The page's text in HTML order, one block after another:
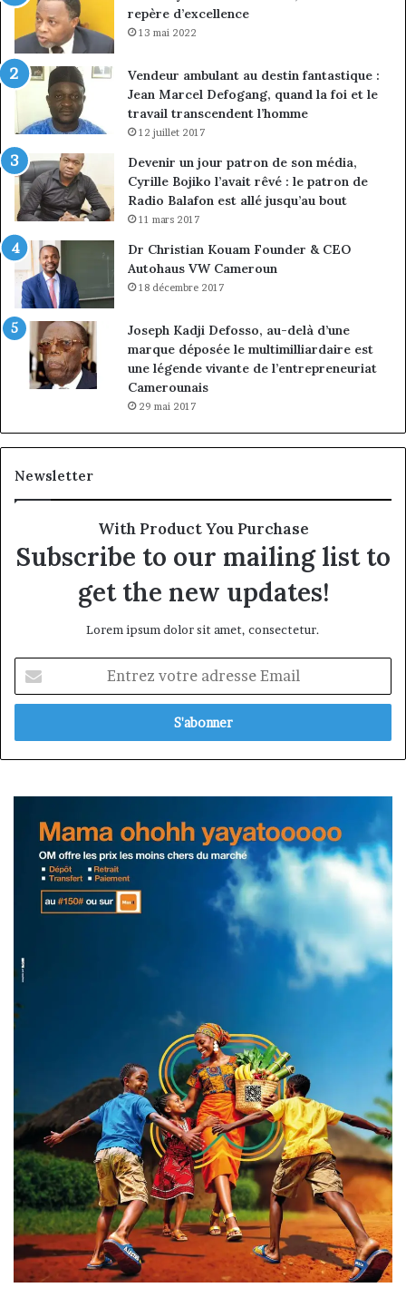
repère d’excellence
13 mai 2022
Vendeur ambulant au destin fantastique :
Jean Marcel Defogang, quand la foi et le
travail transcendent l’homme
12 juillet 2017
Devenir un jour patron de son média,
Cyrille Bojiko l’avait rêvé : le patron de
Radio Balafon est allé jusqu’au bout
11 mars 2017
Dr Christian Kouam Founder & CEO
Autohaus VW Cameroun
18 décembre 2017
Joseph Kadji Defosso, au-delà d’une
marque déposée le multimilliardaire est
une légende vivante de l’entrepreneuriat
Camerounais
29 mai 2017
Newsletter
With Product You Purchase
Subscribe to our mailing list to
get the new updates!
Lorem ipsum dolor sit amet, consectetur.
votre
adresse